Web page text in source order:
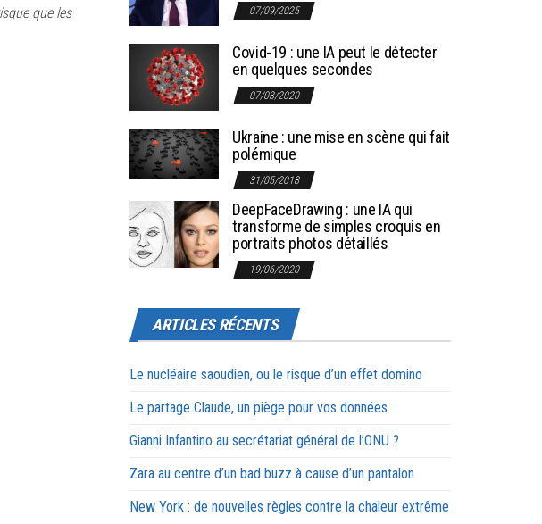
que les
07/09/2025
Covid-19 : une IA peut le détecter
en quelques secondes
07/03/2020
Ukraine : une mise en scène qui fait
polémique
31/05/2018
DeepFaceDrawing : une IA qui
transforme de simples croquis en
portraits photos détaillés
19/06/2020
ARTICLES RÉCENTS
Le nucléaire saoudien, ou le risque d’un effet domino
Le partage Claude, un piège pour vos données
Gianni Infantino au secrétariat général de l’ONU ?
Zara au centre d’un bad buzz à cause d’un pantalon
New York : de nouvelles règles contre la chaleur extrême